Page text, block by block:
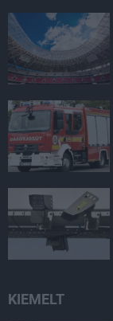
KIEMELT